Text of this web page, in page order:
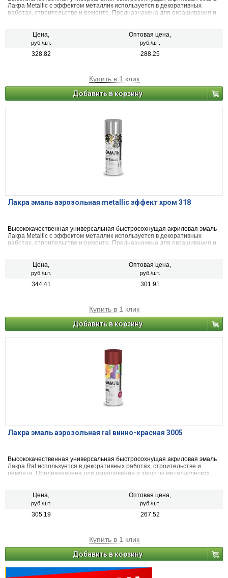
Лакра Metallic с эффектом металлик используется в декоративных
работах, строительстве и ремонте. Предназначена для окрашивания и
Применяется для наружных и внутренних работ.
Цена,
руб./шт.
Оптовая цена,
руб./шт.
328.82 288.25
Купить в 1 клик
Добавить в корзину
Лакра эмаль аэрозольная metallic эффект хром 318
Высококачественная универсальная быстросохнущая акриловая эмаль
Лакра Metallic с эффектом металлик используется в декоративных
работах, строительстве и ремонте. Предназначена для окрашивания и
Применяется для наружных и внутренних работ.
Цена,
руб./шт.
Оптовая цена,
руб./шт.
344.41 301.91
Купить в 1 клик
Добавить в корзину
Лакра эмаль аэрозольная ral винно-красная 3005
Высококачественная универсальная быстросохнущая акриловая эмаль
Лакра Ral используется в декоративных работах, строительстве и
ремонте. Предназначена для окрашивания и защиты металлических,
внутренних работ.
Цена,
руб./шт.
Оптовая цена,
руб./шт.
305.19 267.52
Купить в 1 клик
Добавить в корзину